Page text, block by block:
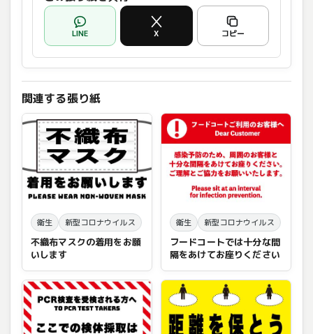
LINE X コピー
関連する張り紙
衛生 新型コロナウイルス
不織布マスクの着用をお願
いします
衛生 新型コロナウイルス
フードコートでは十分な間
隔をあけてお座りください